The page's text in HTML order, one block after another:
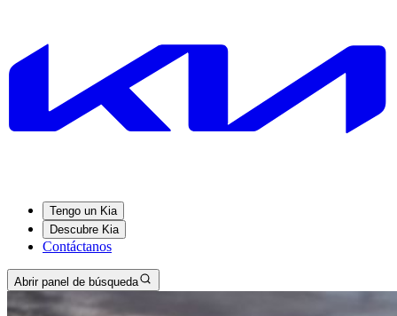
Tengo un Kia
Descubre Kia
Contáctanos
Abrir panel de búsqueda